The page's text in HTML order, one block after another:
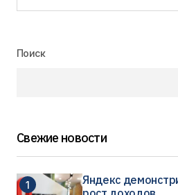
Загрузить
Поиск
Свежие новости
Яндекс